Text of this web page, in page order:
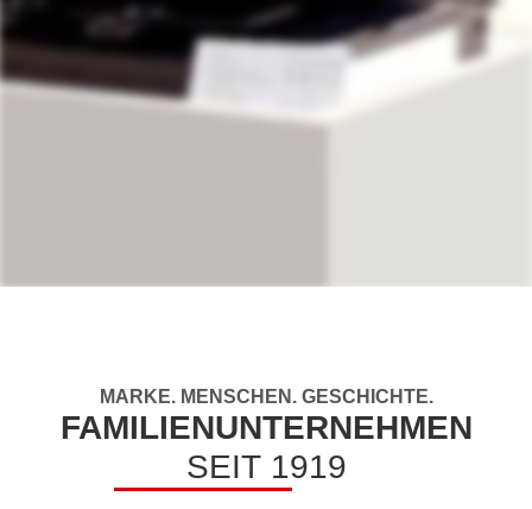
MARKE. MENSCHEN. GESCHICHTE.
FAMILIEN­UNTERNEHMEN
SEIT 1919